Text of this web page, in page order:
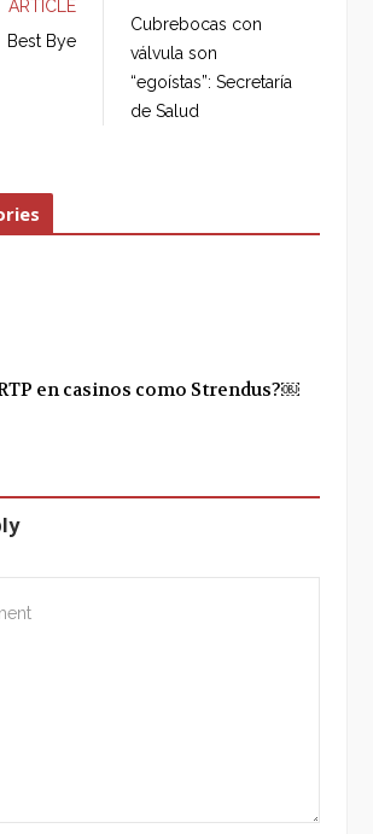
k
n
ARTICLE
Best Bye
Cubrebocas con
válvula son
“egoístas”: Secretaría
de Salud
en casinos como Strendus?￼